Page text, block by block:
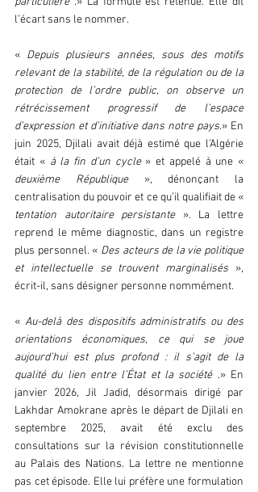
l’écart sans le nommer.
« Depuis plusieurs années, sous des motifs
relevant de la stabilité, de la régulation ou de la
protection de l’ordre public, on observe un
rétrécissement progressif de l’espace
d’expression et d’initiative dans notre pays.» En
juin 2025, Djilali avait déjà estimé que l’Algérie
était « à la fin d’un cycle
deuxième République », dénonçant la
tentation autoritaire persistante ». La lettre
reprend le même diagnostic, dans un registre
plus personnel. « Des acteurs de la vie politique
et intellectuelle se trouvent marginalisés »,
écrit-il, sans désigner personne nommément.
« Au-delà des dispositifs administratifs ou des
orientations économiques, ce qui se joue
aujourd’hui est plus profond : il s’agit de la
qualité du lien entre l’État et la société .» En
janvier 2026, Jil Jadid, désormais dirigé par
Lakhdar Amokrane après le départ de Djilali en
septembre 2025, avait été exclu des
consultations sur la révision constitutionnelle
au Palais des Nations. La lettre ne mentionne
pas cet épisode. Elle lui préfère une formulation